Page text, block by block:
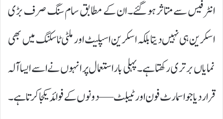
انٹرفیس سے متاثر ہو گئے۔ ان کے مطابق سام سنگ صرف بڑی
اسکرین ہی نہیں دیتا بلکہ اسکرین اسپلیٹ اور ملٹی ٹاسکنگ میں بھی
نمایاں برتری رکھتا ہے۔ پہلی بار استعمال پر انہوں نے اسے ایسا آلہ
قرار دیا جو اسمارٹ فون اور ٹیبلٹ—دونوں کے فوائد یکجا کرتا ہے۔